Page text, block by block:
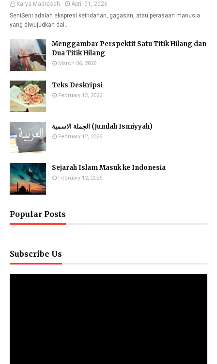
Karya Madrasah
April 01, 2026
SeniSeni adalah ekspresi keindahan, gagasan, atau perasaan manusia
yang diwujudkan dal…
Menggambar Perspektif Satu Titik Hilang dan
Dua Titik Hilang
March 06, 2026
Teks Deskripsi
February 12, 2026
الجملة الاسمية (Jumlah Ismiyyah)
February 12, 2026
Sejarah Islam Masuk ke Indonesia
February 12, 2026
Popular Posts
Subscribe Us